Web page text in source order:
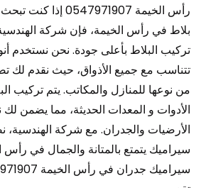
رأس الخيمة
بلاط في رأس الخيمة، فإن شركة
تركيب البلاط بأعلى جودة. نحن نستخدم
تتناسب مع جميع الأذواق، حيث نقدم لك
من نوعها للمنازل والمكاتب. يتم تركيب
الأدوات و المعدات الحديثة، مما يضمن لك
الأرضيات والجدران. مع شركة
سيراميك يتمتع بالمتانة والجمال في رأس